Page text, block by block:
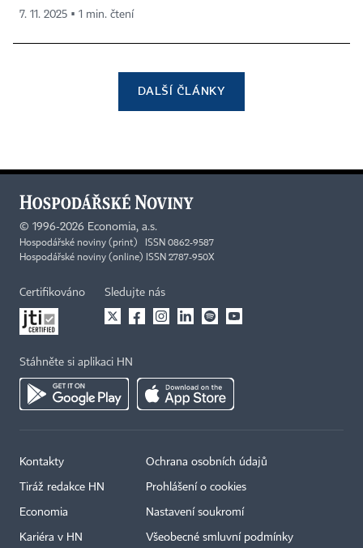
7. 11. 2025 ▪ 1 min. čtení
DALŠÍ ČLÁNKY
© 1996-2026 Economia, a.s.
Hospodářské noviny (print) ISSN 0862-9587
Hospodářské noviny (online) ISSN 2787-950X
Certifikováno Sledujte nás
Stáhněte si aplikaci HN
Kontakty
Tiráž redakce HN
Economia
Kariéra v HN
Ochrana osobních údajů
Prohlášení o cookies
Nastavení soukromí
Všeobecné smluvní podmínky